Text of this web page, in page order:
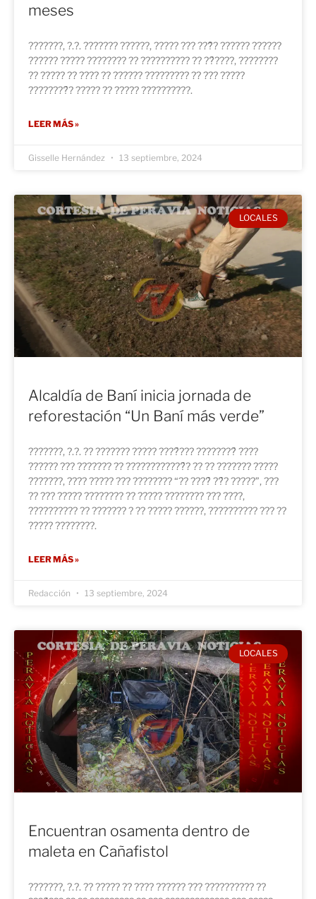
meses
???????, ?.?. ??????? ??????, ????? ??? ???̃? ?????? ??????
?????? ????? ???????? ?? ?????????? ?? ??́????, ????????
?? ????? ?? ???? ?? ?????? ????????? ?? ??? ?????
????????́? ????? ?? ????? ??????????.
LEER MÁS »
Gisselle Hernández 13 septiembre, 2024
LOCALES
Alcaldía de Baní inicia jornada de
reforestación “Un Baní más verde”
???????, ?.?. ?? ??????? ????? ????́??? ????????́ ????
?????? ??? ??????? ?? ????????????́? ?? ?? ??????? ?????
???????, ???? ????? ??? ???????? “?? ????́ ??́? ?????”, ???
?? ??? ????? ???????? ?? ????? ???????? ??? ????,
?????????? ?? ??????? ? ?? ????? ??????, ?????????? ??? ??
????? ????????.
LEER MÁS »
Redacción 13 septiembre, 2024
LOCALES
Encuentran osamenta dentro de
maleta en Cañafistol
???????, ?.?. ?? ????? ?? ???? ?????? ??? ?????????? ??